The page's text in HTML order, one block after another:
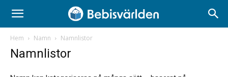
Hem Namn Namnlistor
Namnlistor